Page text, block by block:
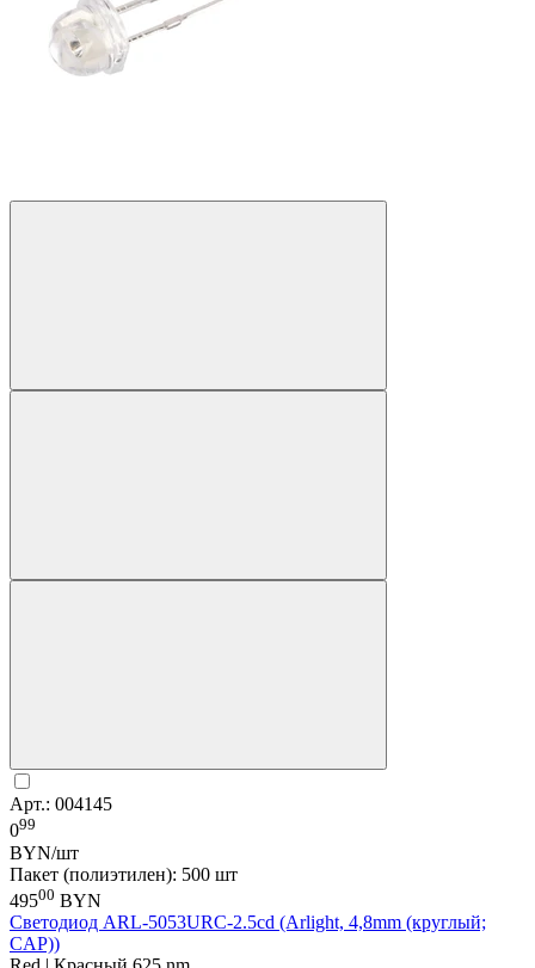
Арт.: 004145
099
BYN/шт
Пакет (полиэтилен): 500 шт
49500 BYN
Светодиод ARL-5053URC-2.5cd (Arlight, 4,8mm (круглый;
CAP))